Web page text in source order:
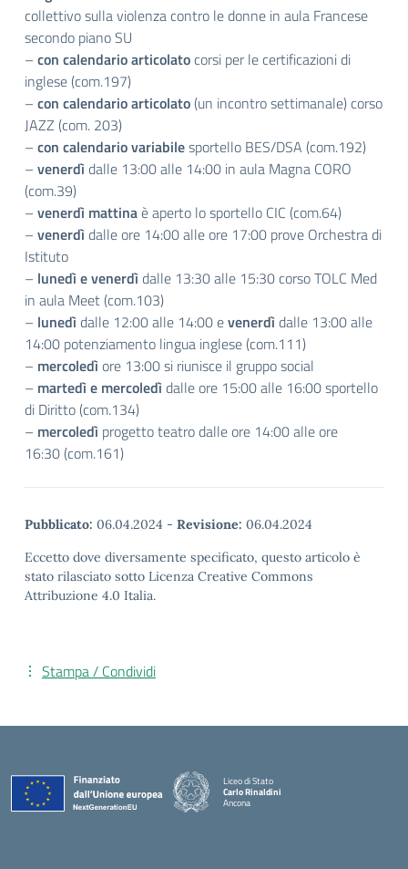
collettivo sulla violenza contro le donne in aula Francese
secondo piano SU
– con calendario articolato corsi per le certificazioni di
inglese (com.197)
– con calendario articolato (un incontro settimanale) corso
JAZZ (com. 203)
– con calendario variabilesportello BES/DSA (com.192)
– venerdìdalle 13:00 alle 14:00 in aula Magna CORO
(com.39)
– venerdì mattinaè aperto lo sportello CIC (com.64)
– venerdìdalle ore 14:00 alle ore 17:00 prove Orchestra di
Istituto
– lunedì e venerdìdalle 13:30 alle 15:30 corso TOLC Med
in aula Meet (com.103)
– lunedìdalle 12:00 alle 14:00 evenerdìdalle 13:00 alle
14:00 potenziamento lingua inglese (com.111)
– mercoledì ore 13:00 si riunisce il gruppo social
– martedì e mercoledìdalle ore 15:00 alle 16:00 sportello
di Diritto (com.134)
– mercoledì progetto teatro dalle ore 14:00 alle ore
16:30 (com.161)
Pubblicato: 06.04.2024 - Revisione: 06.04.2024
Eccetto dove diversamente specificato, questo articolo è
stato rilasciato sotto Licenza Creative Commons
Attribuzione 4.0 Italia.
Stampa / Condividi
Liceo di Stato
Carlo Rinaldini
Ancona